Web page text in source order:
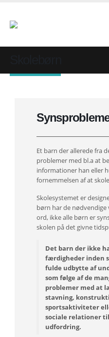
Et barn der allerede fra
problemer med bl.a at
informationer han eller
fornemmelsen af at
Skolesystemet er
børn har de
ord, ikke alle børn er
skolen på det givne
Det barn der ikke
færdigheder inden
fulde udbytte af
som følge af de
problemer med at
stavning,
sportsaktiviteter
sociale relationer
udfordring.